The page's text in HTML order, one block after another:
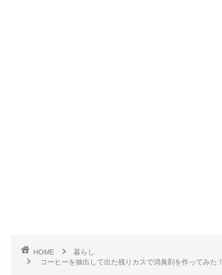
HOME
暮らし
コーヒーを抽出して出た残りカスで消臭剤を作ってみた！